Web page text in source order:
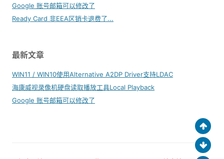
Google 账号邮箱可以修改了
Ready Card 非EEA区销卡退费了...
最新文章
WIN11 / WIN10使用Alternative A2DP Driver支持LDAC
海康威视录像机硬盘读取播放工具Local Playback
Google 账号邮箱可以修改了